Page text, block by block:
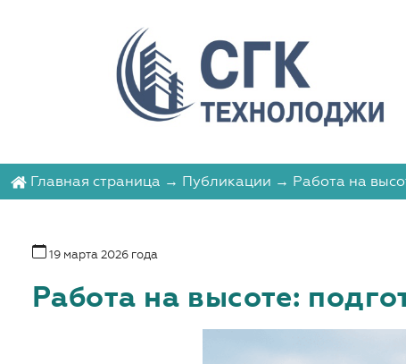
Главная страница → Публикации → Работа на
19 марта 2026 года
Работа на высоте: